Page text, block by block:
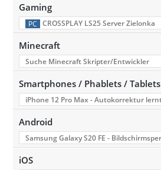
Gaming
PC CROSSPLAY LS25 Server Zielonka
Minecraft
Suche Minecraft Skripter/Entwickler
Smartphones / Phablets / Tablets
Android
iOS